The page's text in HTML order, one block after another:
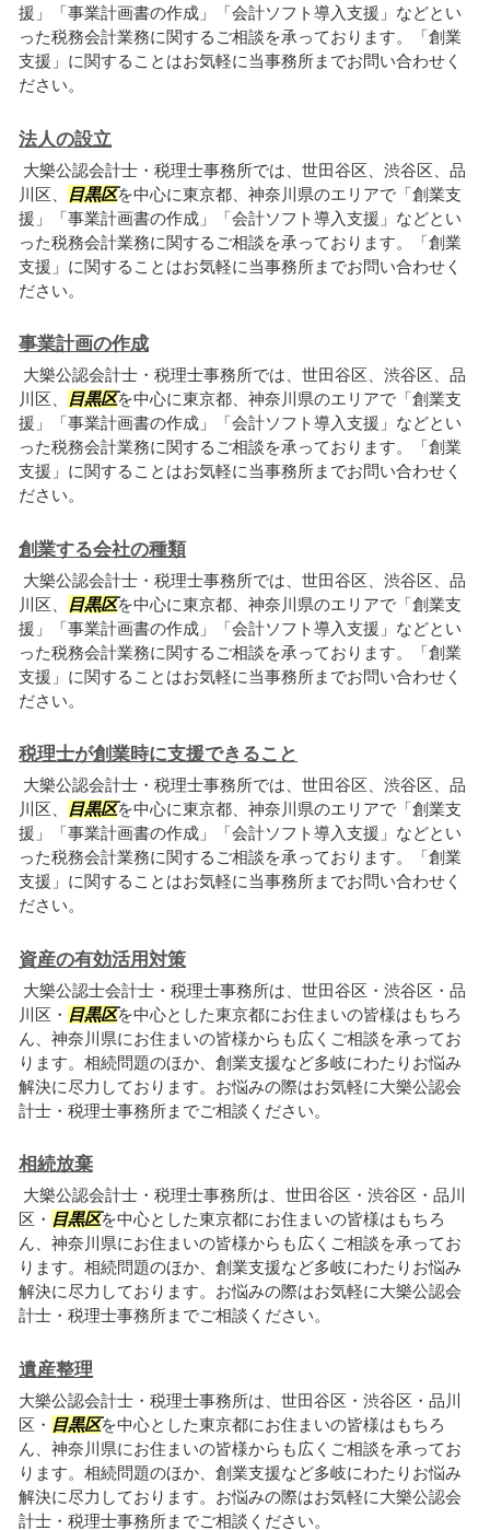
援」「事業計画書の作成」「会計ソフト導入支援」などとい
った税務会計業務に関するご相談を承っております。「創業
支援」に関することはお気軽に当事務所までお問い合わせく
ださい。
法人の設立
大樂公認会計士・税理士事務所では、世田谷区、渋谷区、品
川区、
目黒区を中心に東京都、神奈川県のエリアで「創業支
援」「事業計画書の作成」「会計ソフト導入支援」などとい
った税務会計業務に関するご相談を承っております。「創業
支援」に関することはお気軽に当事務所までお問い合わせく
ださい。
事業計画の作成
大樂公認会計士・税理士事務所では、世田谷区、渋谷区、品
川区、
目黒区を中心に東京都、神奈川県のエリアで「創業支
援」「事業計画書の作成」「会計ソフト導入支援」などとい
った税務会計業務に関するご相談を承っております。「創業
支援」に関することはお気軽に当事務所までお問い合わせく
ださい。
創業する会社の種類
大樂公認会計士・税理士事務所では、世田谷区、渋谷区、品
川区、
目黒区を中心に東京都、神奈川県のエリアで「創業支
援」「事業計画書の作成」「会計ソフト導入支援」などとい
った税務会計業務に関するご相談を承っております。「創業
支援」に関することはお気軽に当事務所までお問い合わせく
ださい。
税理士が創業時に支援できること
大樂公認会計士・税理士事務所では、世田谷区、渋谷区、品
川区、
目黒区を中心に東京都、神奈川県のエリアで「創業支
援」「事業計画書の作成」「会計ソフト導入支援」などとい
った税務会計業務に関するご相談を承っております。「創業
支援」に関することはお気軽に当事務所までお問い合わせく
ださい。
資産の有効活用対策
大樂公認士会計士・税理士事務所は、世田谷区・渋谷区・品
川区・ 目黒区を中心とした東京都にお住まいの皆様はもちろ
ん、神奈川県にお住まいの皆様からも広くご相談を承ってお
ります。相続問題のほか、創業支援など多岐にわたりお悩み
解決に尽力しております。お悩みの際はお気軽に大樂公認会
計士・税理士事務所までご相談ください。
相続放棄
大樂公認会計士・税理士事務所は、世田谷区・渋谷区・品川
区・ 目黒区を中心とした東京都にお住まいの皆様はもちろ
ん、神奈川県にお住まいの皆様からも広くご相談を承ってお
ります。相続問題のほか、創業支援など多岐にわたりお悩み
解決に尽力しております。お悩みの際はお気軽に大樂公認会
計士・税理士事務所までご相談ください。
遺産整理
大樂公認会計士・税理士事務所は、世田谷区・渋谷区・品川
区・ 目黒区を中心とした東京都にお住まいの皆様はもちろ
ん、神奈川県にお住まいの皆様からも広くご相談を承ってお
ります。相続問題のほか、創業支援など多岐にわたりお悩み
解決に尽力しております。お悩みの際はお気軽に大樂公認会
計士・税理士事務所までご相談ください。